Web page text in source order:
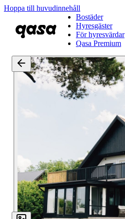
Hoppa till huvudinnehåll
Bostäder
Hyresgäster
För hyresvärdar
Qasa Premium